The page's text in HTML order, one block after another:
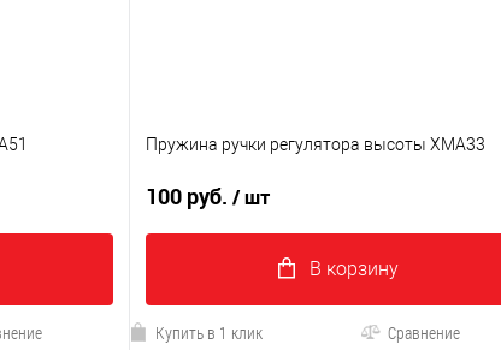
Пружина ручки регулятора высоты XMA33
100 руб./ шт
В корзину
Купить в 1 клик Сравнение